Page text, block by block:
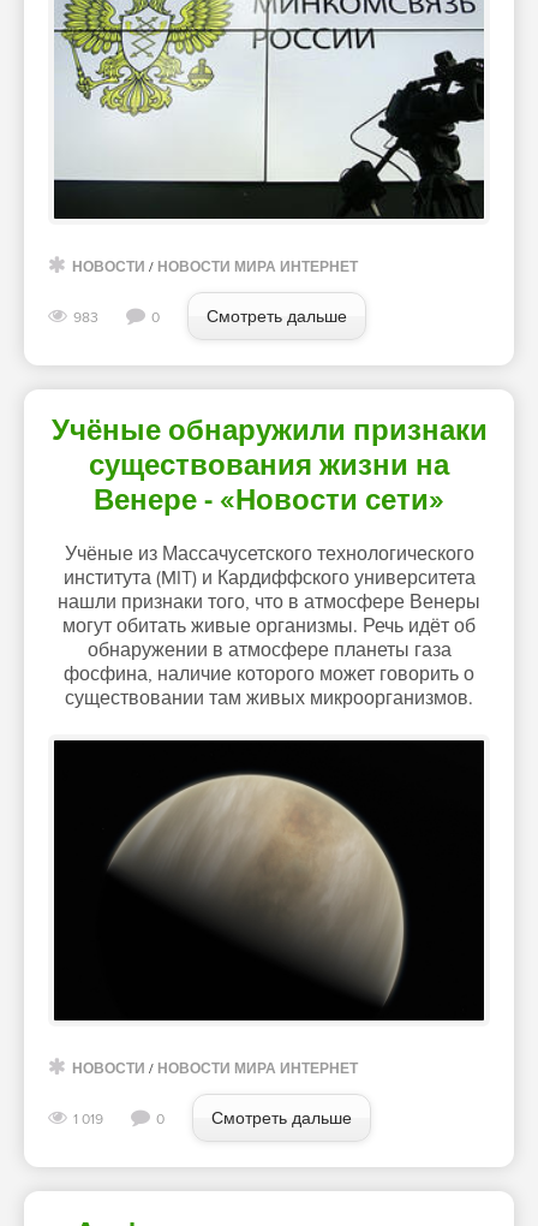
НОВОСТИ / НОВОСТИ МИРА ИНТЕРНЕТ
983 0 Смотреть дальше
Учёные обнаружили признаки
существования жизни на
Венере - «Новости сети»
Учёные из Массачусетского технологического
института (MIT) и Кардиффского университета
нашли признаки того, что в атмосфере Венеры
могут обитать живые организмы. Речь идёт об
обнаружении в атмосфере планеты газа
фосфина, наличие которого может говорить о
существовании там живых микроорганизмов.
НОВОСТИ / НОВОСТИ МИРА ИНТЕРНЕТ
1 019 0 Смотреть дальше